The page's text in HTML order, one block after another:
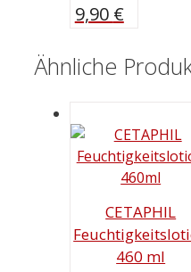
9,90 €
Ähnliche
CETAPHIL
460 ml